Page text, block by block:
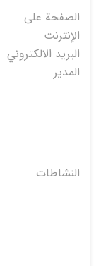
الصفحة على
الإنترنت
البريد الالكتروني
المدير
النشاطات